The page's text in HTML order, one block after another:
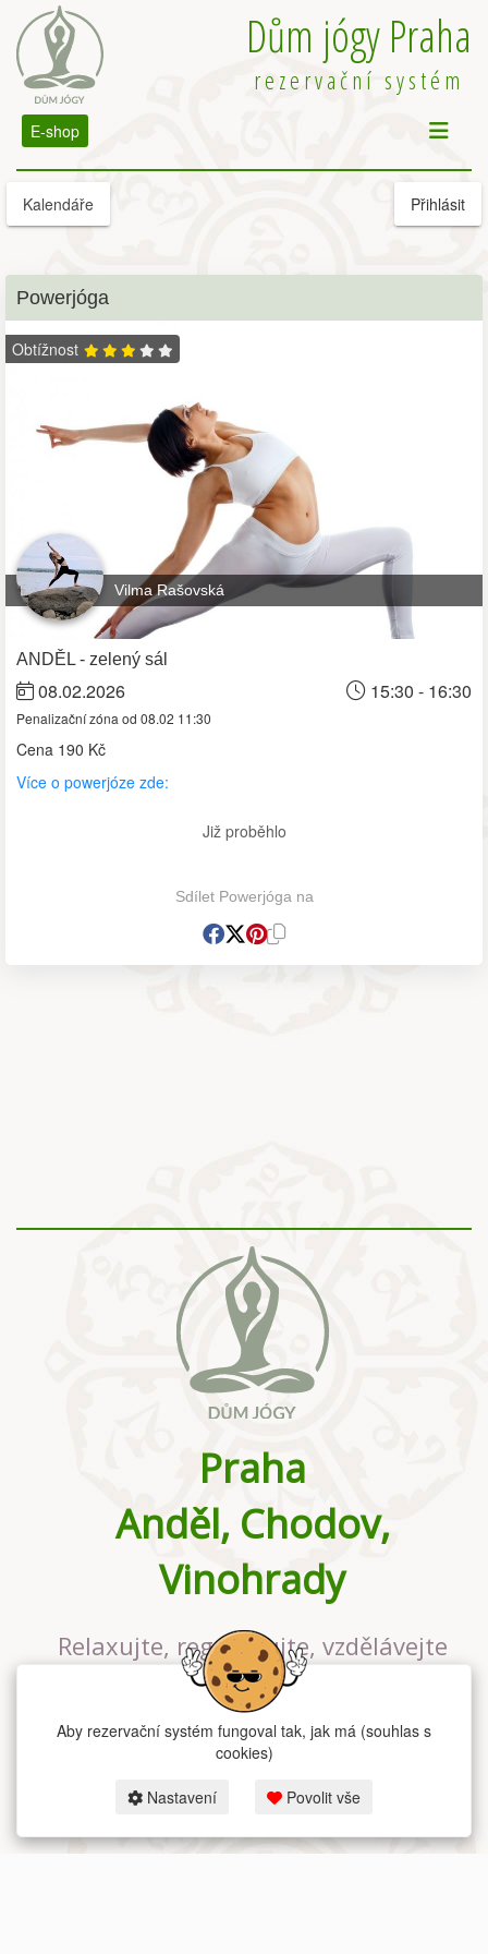
Dům jógy Praha
rezervační systém
E-shop
Kalendáře Přihlásit
Powerjóga
Obtížnost
Vilma Rašovská
ANDĚL - zelený sál
08.02.2026 15:30 - 16:30
Penalizační zóna od 08.02 11:30
Cena 190 Kč
Více o powerjóze zde:
Již proběhlo
Sdílet Powerjóga na
Praha
Anděl, Chodov,
Vinohrady
Relaxujte, regenerujte, vzdělávejte
se v největším jógovém studiu v
Praze
Aby rezervační systém fungoval tak, jak má (souhlas s
cookies)
Nastavení Povolit vše